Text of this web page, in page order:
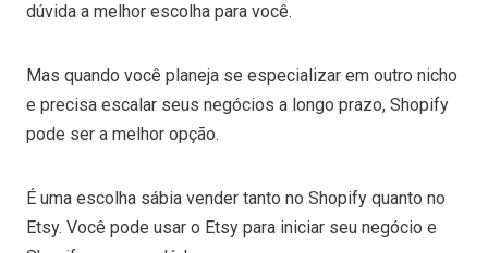
dúvida a melhor escolha para você.
Mas quando você planeja se especializar em outro nicho
e precisa escalar seus negócios a longo prazo, Shopify
pode ser a melhor opção.
É uma escolha sábia vender tanto no Shopify quanto no
Etsy. Você pode usar o Etsy para iniciar seu negócio e